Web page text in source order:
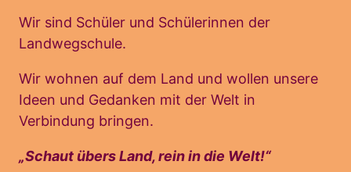
Wir sind Schüler und Schülerinnen der
Landwegschule.
Wir wohnen auf dem Land und wollen unsere
Ideen und Gedanken mit der Welt in
Verbindung bringen.
„Schaut übers Land, rein in die Welt!“